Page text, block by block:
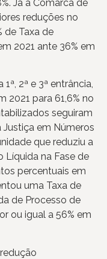
Já a Comarca de
reduções no
de Taxa de
2021 ante 36% em
2ª e 3ª entrância,
2021 para 61,6% no
seguiram
em Números
que reduziu a
Líquida na Fase de
percentuais em
uma Taxa de
de Processo de
ou igual a 56% em